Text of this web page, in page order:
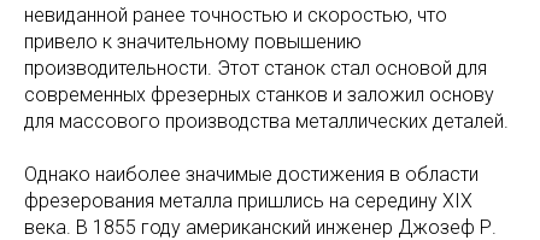
невиданной ранее точностью и скоростью, что
привело к значительному повышению
производительности. Этот станок стал основой для
современных фрезерных станков и заложил основу
для массового производства металлических деталей.
Однако наиболее значимые достижения в области
фрезерования металла пришлись на середину XIX
века. В 1855 году американский инженер Джозеф Р.